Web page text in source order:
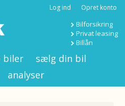
Log ind Opret konto
Bilforsikring
Privat leasing
Billån
biler
sælg din bil
analyser